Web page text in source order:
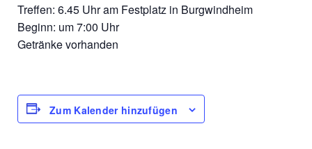
Treffen: 6.45 Uhr am Festplatz in Burgwindheim
Beginn: um 7:00 Uhr
Getränke vorhanden
Zum Kalender hinzufügen